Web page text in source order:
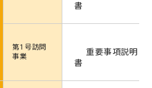
書
第1号訪問
事業
重要事項説明
書